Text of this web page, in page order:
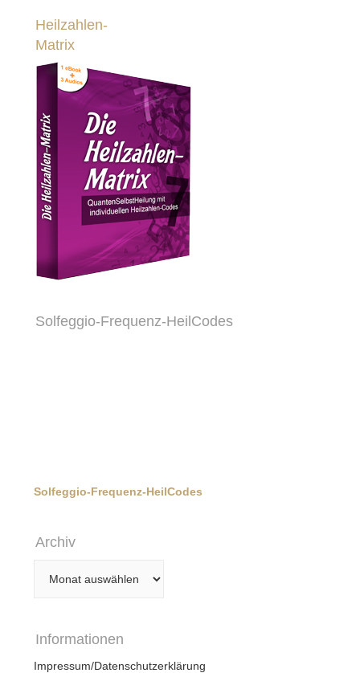
Heilzahlen-
Matrix
Solfeggio-Frequenz-HeilCodes
Solfeggio-Frequenz-HeilCodes
Archiv
Informationen
Impressum/Datenschutzerklärung